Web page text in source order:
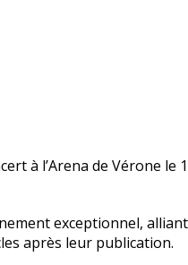
à l’Arena de Vérone le
exceptionnel,
après leur publication.